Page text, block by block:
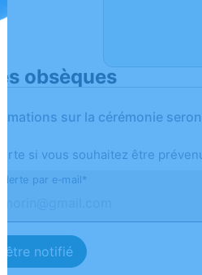
obsèques
sur la cérémonie
si vous souhaitez être
par e-mail*
être notifié